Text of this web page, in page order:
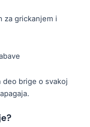
za grickanjem i
deo brige o svakoj